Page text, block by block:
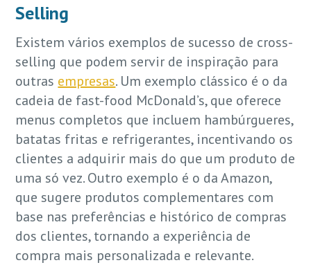
Selling
Existem vários exemplos de sucesso de cross-
selling que podem servir de inspiração para
outras empresas. Um exemplo clássico é o da
cadeia de fast-food McDonald’s, que oferece
menus completos que incluem hambúrgueres,
batatas fritas e refrigerantes, incentivando os
clientes a adquirir mais do que um produto de
uma só vez. Outro exemplo é o da Amazon,
que sugere produtos complementares com
base nas preferências e histórico de compras
dos clientes, tornando a experiência de
compra mais personalizada e relevante.